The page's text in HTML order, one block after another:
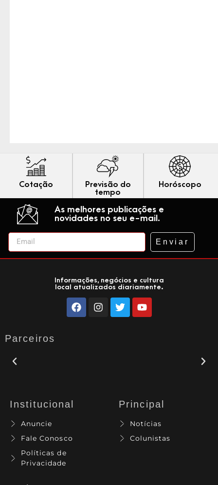
Cotação
Previsão do
tempo
Horóscopo
As melhores publicações e
novidades no seu e-mail.
Enviar
Informações, negócios e cultura
local atualizados diariamente.
Parceiros
Institucional
Anuncie
Fale Conosco
Políticas de
Privacidade
Principal
Notícias
Colunistas